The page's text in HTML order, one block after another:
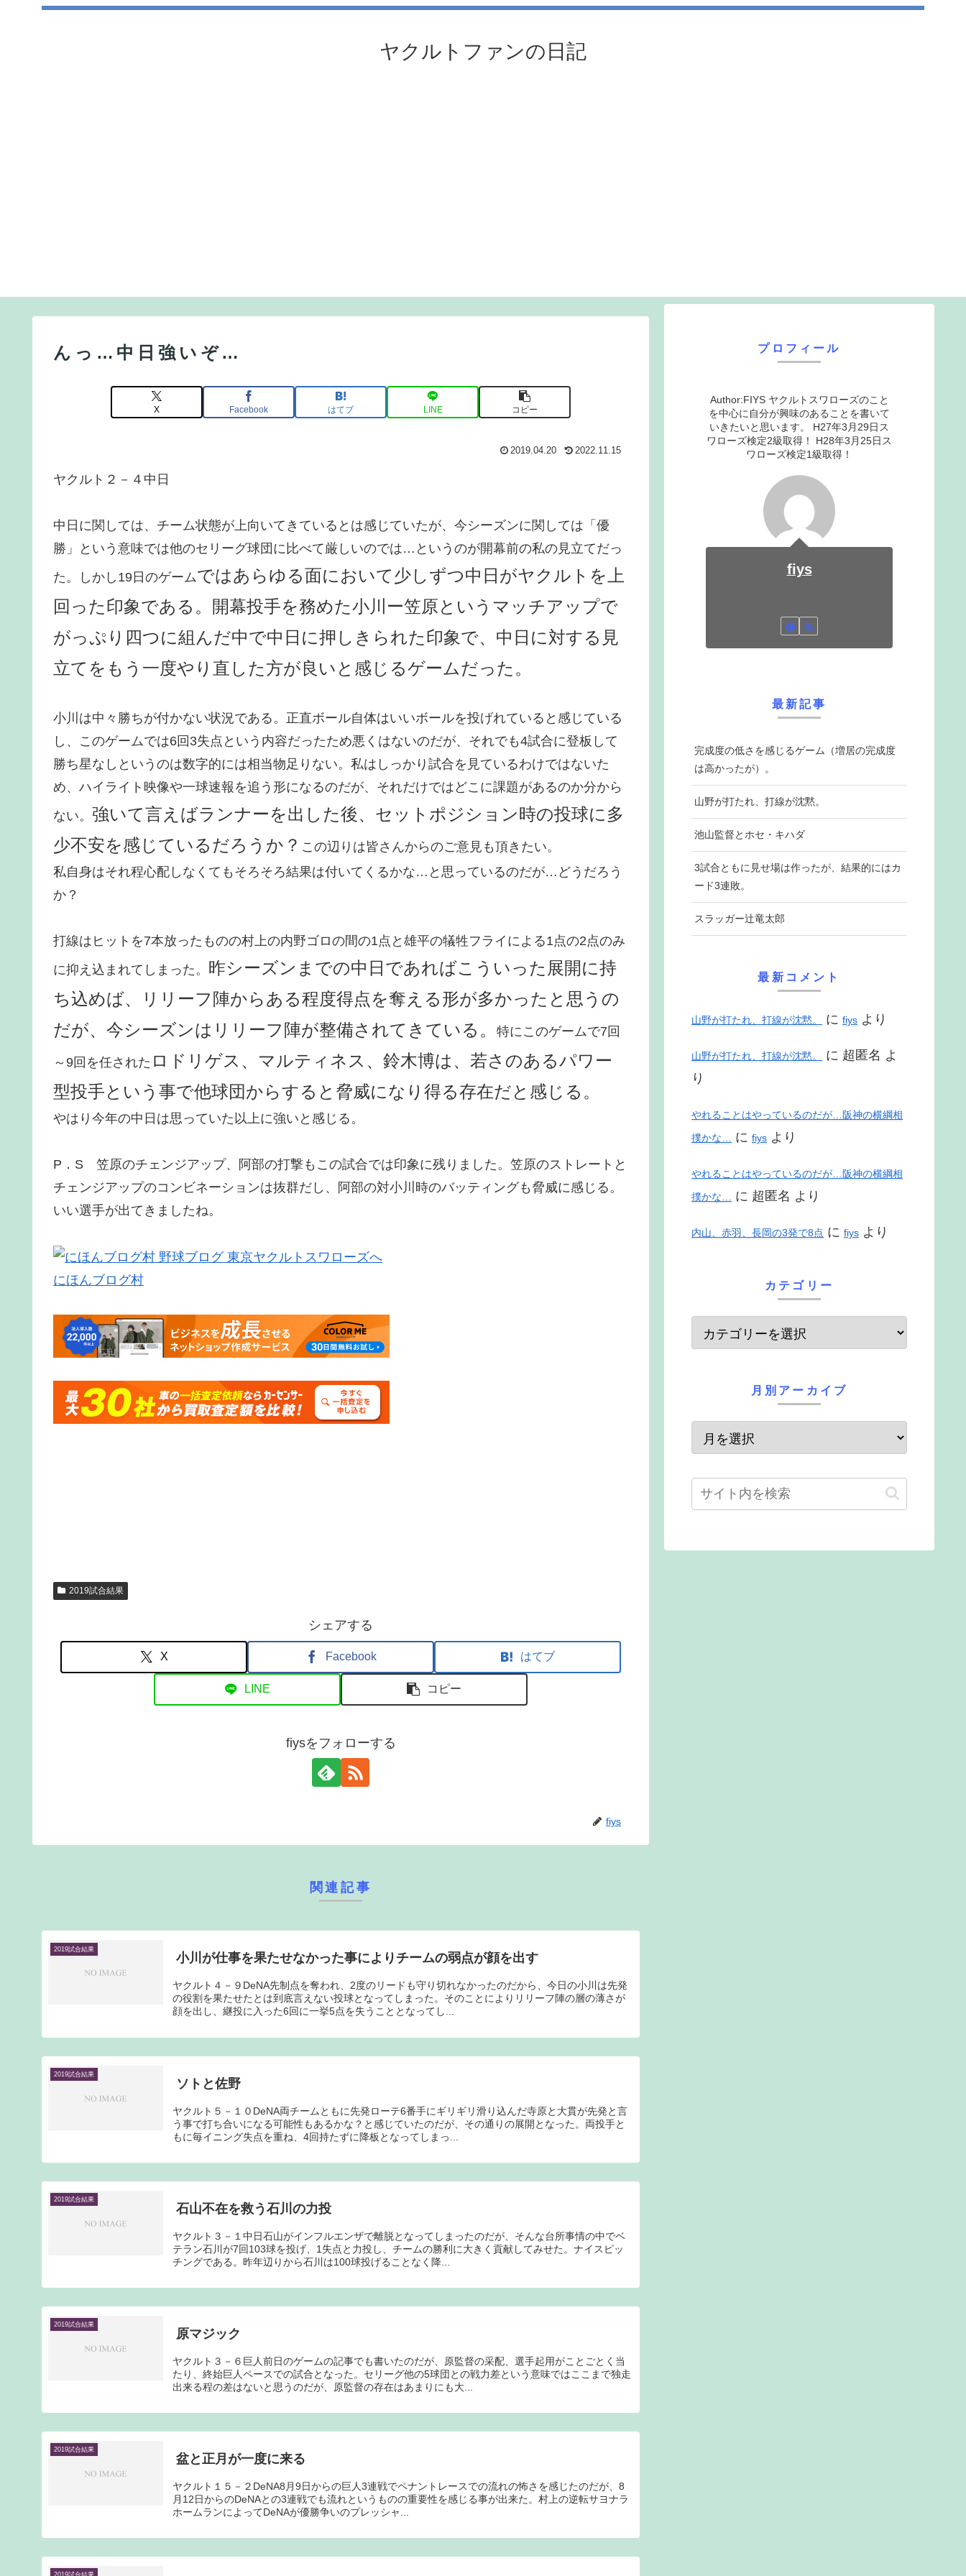
ヤクルトファンの日記
んっ…中日強いぞ…
X Facebook はてブ LINE コピー
2019.04.20 2022.11.15
ヤクルト２－４中日
中日に関しては、チーム状態が上向いてきているとは感じていたが、今シーズンに関しては「優
勝」という意味では他のセリーグ球団に比べて厳しいのでは…というのが開幕前の私の見立てだっ
た。しかし19日のゲームではあらゆる面において少しずつ中日がヤクルトを上
回った印象である。開幕投手を務めた小川ー笠原というマッチアップで
がっぷり四つに組んだ中で中日に押しきられた印象で、中日に対する見
立てをもう一度やり直した方が良いと感じるゲームだった。
小川は中々勝ちが付かない状況である。正直ボール自体はいいボールを投げれていると感じている
し、このゲームでは6回3失点という内容だったため悪くはないのだが、それでも4試合に登板して
勝ち星なしというのは数字的には相当物足りない。私はしっかり試合を見ているわけではないた
め、ハイライト映像や一球速報を追う形になるのだが、それだけではどこに課題があるのか分から
ない。 強いて言えばランナーを出した後、セットポジション時の投球に多
少不安を感じているだろうか？ この辺りは皆さんからのご意見も頂きたい。
私自身はそれ程心配しなくてもそろそろ結果は付いてくるかな…と思っているのだが…どうだろう
か？
打線はヒットを7本放ったものの村上の内野ゴロの間の1点と雄平の犠牲フライによる1点の2点のみ
に抑え込まれてしまった。 昨シーズンまでの中日であればこういった展開に持
ち込めば、リリーフ陣からある程度得点を奪える形が多かったと思うの
だが、今シーズンはリリーフ陣が整備されてきている。
特にこのゲームで7回
～9回を任された ロドリゲス、マルティネス、鈴木博は、若さのあるパワー
型投手という事で他球団からすると脅威になり得る存在だと感じる。
やはり今年の中日は思っていた以上に強いと感じる。
P．S 笠原のチェンジアップ、阿部の打撃もこの試合では印象に残りました。笠原のストレートと
チェンジアップのコンビネーションは抜群だし、阿部の対小川時のバッティングも脅威に感じる。
いい選手が出てきましたね。
にほんブログ村
2019試合結果
シェアする
X Facebook はてブ
LINE コピー
fiysをフォローする
fiys
関連記事
2019試合結果
小川が仕事を果たせなかった事によりチームの弱点が顔を出す
ヤクルト４－９DeNA先制点を奪われ、2度のリードも守り切れなかったのだから、今日の小川は先発
の役割を果たせたとは到底言えない投球となってしまった。そのことによりリリーフ陣の層の薄さが
顔を出し、継投に入った6回に一挙5点を失うこととなってし...
2019試合結果
ソトと佐野
ヤクルト５－１０DeNA両チームともに先発ローテ6番手にギリギリ滑り込んだ寺原と大貫が先発と言
う事で打ち合いになる可能性もあるかな？と感じていたのだが、その通りの展開となった。両投手と
もに毎イニング失点を重ね、4回持たずに降板となってしまっ...
2019試合結果
石山不在を救う石川の力投
ヤクルト３－１中日石山がインフルエンザで離脱となってしまったのだが、そんな台所事情の中でベ
テラン石川が7回103球を投げ、1失点と力投し、チームの勝利に大きく貢献してみせた。ナイスピッ
チングである。昨年辺りから石川は100球投げることなく降...
2019試合結果
原マジック
ヤクルト３－６巨人前日のゲームの記事でも書いたのだが、原監督の采配、選手起用がことごとく当
たり、終始巨人ペースでの試合となった。セリーグ他の5球団との戦力差という意味ではここまで独走
出来る程の差はないと思うのだが、原監督の存在はあまりにも大...
2019試合結果
盆と正月が一度に来る
ヤクルト１５－２DeNA8月9日からの巨人3連戦でペナントレースでの流れの怖さを感じたのだが、8
月12日からのDeNAとの3連戦でも流れというものの重要性を感じる事が出来た。村上の逆転サヨナラ
ホームランによってDeNAが優勝争いのプレッシャ...
2019試合結果
プロフィール
Author:FIYS ヤクルトスワローズのこと
を中心に自分が興味のあることを書いて
いきたいと思います。 H27年3月29日ス
ワローズ検定2級取得！ H28年3月25日ス
ワローズ検定1級取得！
fiys
最新記事
完成度の低さを感じるゲーム（増居の完成度
は高かったが）。
山野が打たれ、打線が沈黙。
池山監督とホセ・キハダ
3試合ともに見せ場は作ったが、結果的にはカ
ード3連敗。
スラッガー辻竜太郎
最新コメント
山野が打たれ、打線が沈黙。 に fiys より
山野が打たれ、打線が沈黙。 に 超匿名 よ
り
やれることはやっているのだが…阪神の横綱相
撲かな… に fiys より
やれることはやっているのだが…阪神の横綱相
撲かな… に 超匿名 より
内山、赤羽、長岡の3発で8点 に fiys より
カテゴリー
月別アーカイブ